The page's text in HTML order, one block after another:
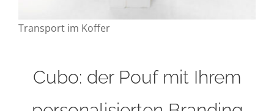
Transport im Koffer
Cubo: der Pouf mit Ihrem